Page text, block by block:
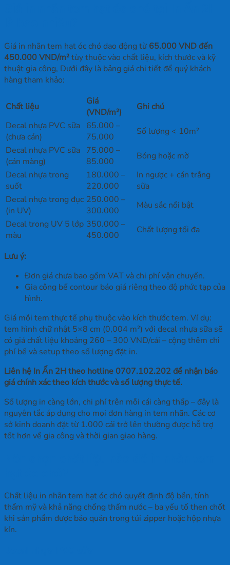
Giá in nhãn tem hạt óc chó dao động từ65.000 VND đến
450.000 VND/m²tùy thuộc vào chất liệu, kích thước và kỹ
thuật gia công, Dưới đây là bảng giá chi tiết để quý khách
hàng tham khảo:
Chất liệu
Giá
(VND/m²)
Ghi chú
Decal nhựa PVC sữa
(chưa cán)
65.000 –
75.000
Số lượng < 10m²
Decal nhựa PVC sữa
(cán màng)
75.000 –
85.000
Bóng hoặc mờ
Decal nhựa trong
suốt
180.000 –
220.000
In ngược + cán trắng
sữa
Decal nhựa trong đục
(in UV)
250.000 –
300.000
Màu sắc nổi bật
Decal trong UV 5 lớp
màu
350.000 –
450.000
Chất lượng tối đa
Lưu ý:
Đơn giá chưa bao gồm VAT và chi phí vận chuyển.
Gia công bế contour báo giá riêng theo độ phức tạp của
hình.
Giá mỗi tem thực tế phụ thuộc vào kích thước tem. Ví dụ:
tem hình chữ nhật 5×8 cm (0,004 m²) với decal nhựa sữa sẽ
có giá chất liệu khoảng 260 – 300 VND/cái – cộng thêm chi
phí bế và setup theo số lượng đặt in.
Liên hệ In Ấn 2H theo hotline 0707.102.202 để nhận báo
giá chính xác theo kích thước và số lượng thực tế.
Số lượng in càng lớn, chi phí trên mỗi cái càng thấp – đây là
nguyên tắc áp dụng cho mọi đơn hàng in tem nhãn. Các cơ
sở kinh doanh đặt từ 1.000 cái trở lên thường được hỗ trợ
tốt hơn về gia công và thời gian giao hàng.
Chất liệu in nhãn tem hạt óc chó quyết định độ bền, tính
thẩm mỹ và khả năng chống thấm nước – ba yếu tố then chốt
khi sản phẩm được bảo quản trong túi zipper hoặc hộp nhựa
kín.